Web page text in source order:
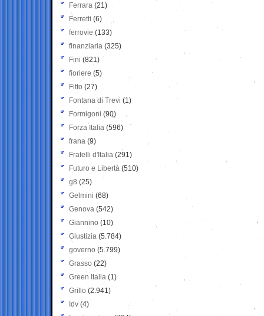
Ferrara (21)
Ferretti (6)
ferrovie (133)
finanziaria (325)
Fini (821)
fioriere (5)
Fitto (27)
Fontana di Trevi (1)
Formigoni (90)
Forza Italia (596)
frana (9)
Fratelli d'Italia (291)
Futuro e Libertà (510)
g8 (25)
Gelmini (68)
Genova (542)
Giannino (10)
Giustizia (5.784)
governo (5.799)
Grasso (22)
Green Italia (1)
Grillo (2.941)
Idv (4)